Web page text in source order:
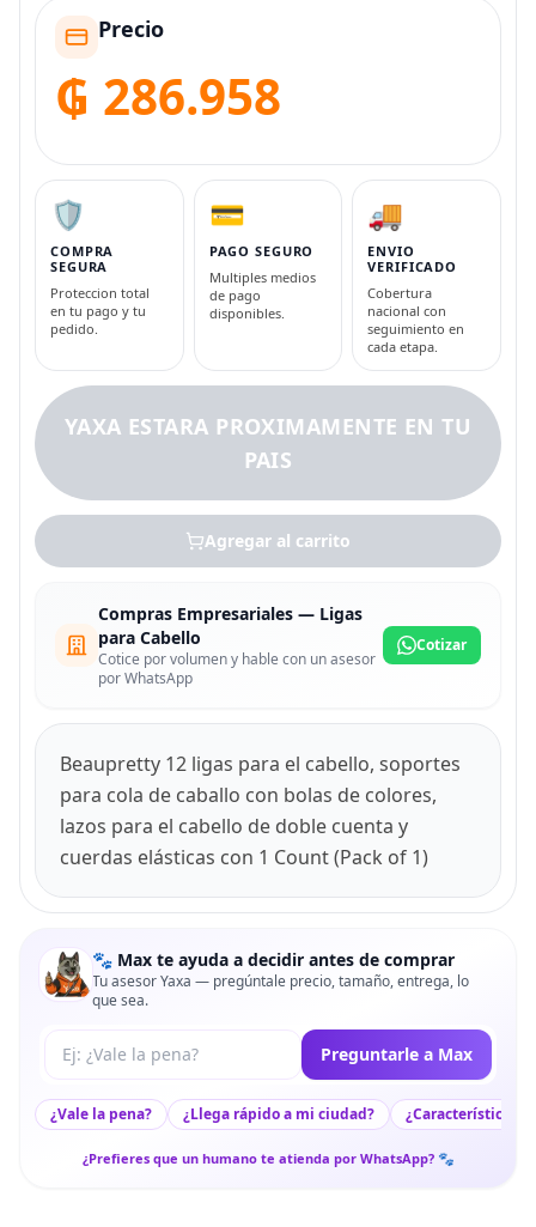
Precio
₲ 286.958
🛡️
COMPRA
SEGURA
Proteccion total
en tu pago y tu
pedido.
💳
PAGO SEGURO
Multiples medios
de pago
disponibles.
🚚
ENVIO
VERIFICADO
Cobertura
nacional con
seguimiento en
cada etapa.
YAXA ESTARA PROXIMAMENTE EN TU
PAIS
Agregar al carrito
Compras Empresariales — Ligas
para Cabello
Cotice por volumen y hable con un asesor
por WhatsApp
Cotizar
Beaupretty 12 ligas para el cabello, soportes
para cola de caballo con bolas de colores,
lazos para el cabello de doble cuenta y
cuerdas elásticas con 1 Count (Pack of 1)
🐾 Max te ayuda a decidir antes de comprar
Tu asesor Yaxa — pregúntale precio, tamaño, entrega, lo
que sea.
Tu pregunta a Max Preguntarle a Max
¿Vale la pena? ¿Llega rápido a mi ciudad? ¿Características
¿Prefieres que un humano te atienda por WhatsApp? 🐾